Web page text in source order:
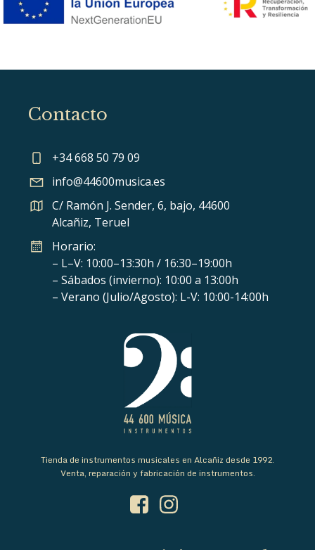
Contacto
+34 668 50 79 09
info@44600musica.es
C/ Ramón J. Sender, 6, bajo, 44600
Alcañiz, Teruel
Horario:
– L–V: 10:00–13:30h / 16:30–19:00h
– Sábados (invierno): 10:00 a 13:00h
– Verano (Julio/Agosto): L-V: 10:00-14:00h
Tienda de instrumentos musicales en Alcañiz desde 1992.
Venta, reparación y fabricación de instrumentos.